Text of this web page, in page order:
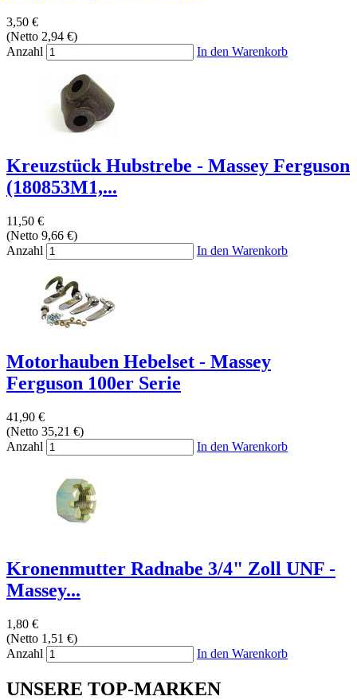
3,50 €
(Netto 2,94 €)
Anzahl
In den Warenkorb
Kreuzstück Hubstrebe - Massey Ferguson
(180853M1,...
11,50 €
(Netto 9,66 €)
Anzahl
In den Warenkorb
Motorhauben Hebelset - Massey
Ferguson 100er Serie
41,90 €
(Netto 35,21 €)
Anzahl
In den Warenkorb
Kronenmutter Radnabe 3/4" Zoll UNF -
Massey...
1,80 €
(Netto 1,51 €)
Anzahl
In den Warenkorb
UNSERE TOP-MARKEN